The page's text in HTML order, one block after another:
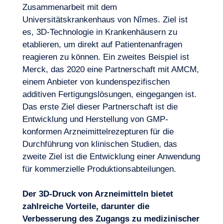
Zusammenarbeitmit dem
Universitätskrankenhaus von Nîmes. Ziel ist
es, 3D-Technologie in Krankenhäusern zu
etablieren, um direkt auf Patientenanfragen
reagieren zu können. Ein zweites Beispiel ist
Merck, das 2020 eine Partnerschaft mit AMCM,
einem Anbieter von kundenspezifischen
additiven Fertigungslösungen, eingegangen ist.
Das erste Ziel dieser Partnerschaft ist die
Entwicklung und Herstellung von GMP-
konformen Arzneimittelrezepturen für die
Durchführung von klinischen Studien, das
zweite Ziel ist die Entwicklung einer Anwendung
für kommerzielle Produktionsabteilungen.
Der 3D-Druck von Arzneimitteln bietet
zahlreiche Vorteile, darunter die
Verbesserung des Zugangs zu medizinischer